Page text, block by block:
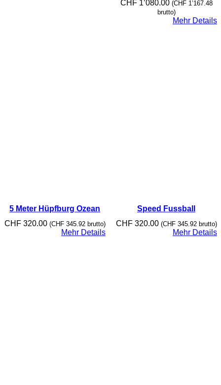
CHF 1’080.00 (CHF1’167.48
brutto)
Mehr Details
5 Meter Hüpfburg Ozean
CHF320.00 (CHF345.92brutto)
Mehr Details
Speed Fussball
CHF320.00 (CHF345.92brutto)
Mehr Details